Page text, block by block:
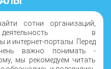
сотни организаций,
в
интернет-порталы. Перед
важно понимать -
мы рекомедуем читать